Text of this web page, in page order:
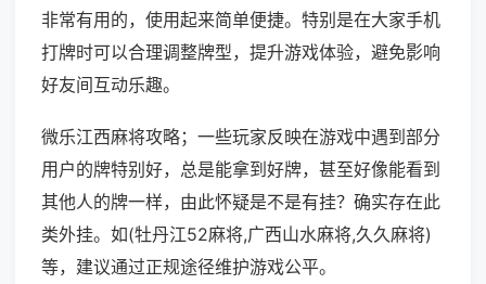
非常有用的，使用起来简单便捷。特别是在大家手机
打牌时可以合理调整牌型，提升游戏体验，避免影响
好友间互动乐趣。
微乐江西麻将攻略；一些玩家反映在游戏中遇到部分
用户的牌特别好，总是能拿到好牌，甚至好像能看到
其他人的牌一样，由此怀疑是不是有挂？确实存在此
类外挂。如(牡丹江52麻将,广西山水麻将,久久麻将)
等，建议通过正规途径维护游戏公平。